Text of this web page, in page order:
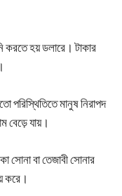
করতে হয় ডলারে। টাকার
পরিস্থিতিতে মানুষ নিরাপদ
বেড়ে যায়।
সোনা বা তেজাবী সোনার
করে।